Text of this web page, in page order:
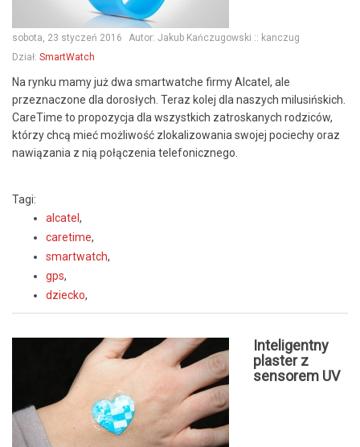
sobota, 23 styczeń 2016 Autor: Jakub Kańczugowski :: kanczug
Dział: SmartWatch
Na rynku mamy już dwa smartwatche firmy Alcatel, ale
przeznaczone dla dorosłych. Teraz kolej dla naszych milusińskich.
CareTime to propozycja dla wszystkich zatroskanych rodziców,
którzy chcą mieć możliwość zlokalizowania swojej pociechy oraz
nawiązania z nią połączenia telefonicznego.
Tagi:
alcatel,
caretime,
smartwatch,
gps,
dziecko,
Inteligentny
plaster z
sensorem UV